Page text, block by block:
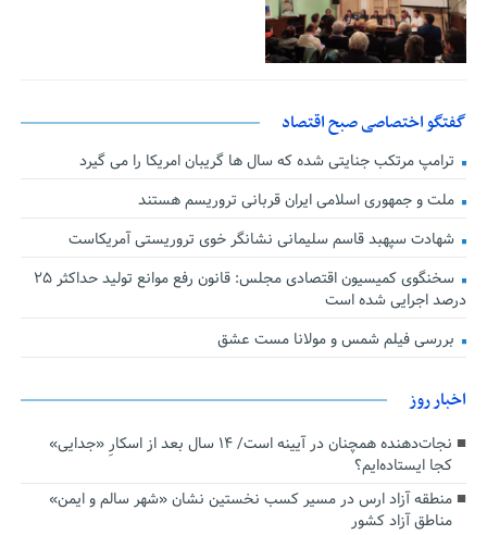
گفتگو اختصاصی صبح اقتصاد
ترامپ مرتکب جنایتی شده که سال ها گریبان امریکا را می گیرد
ملت و جمهوری اسلامی ایران قربانی تروریسم هستند
شهادت سپهبد قاسم سلیمانی نشانگر خوی تروریستی آمریکاست
سخنگوی کمیسیون اقتصادی مجلس: قانون رفع موانع تولید حداکثر ۲۵
درصد اجرایی شده است
بررسی فیلم شمس و مولانا مست عشق
اخبار روز
نجات‌دهنده‌ همچنان در آیینه است/ ۱۴ سال بعد از اسکارِ «جدایی»
کجا ایستاده‌ایم؟
منطقه آزاد ارس در مسیر کسب نخستین نشان «شهر سالم و ایمن»
مناطق آزاد کشور